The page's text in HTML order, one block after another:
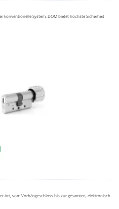
konventionelle System, DOM bietet höchste Sicherheit
Art, vom Vorhängeschloss bis zur gesamten, elektronisch